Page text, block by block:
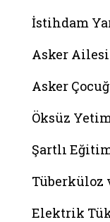
İstihdam
Asker Ailesi
Asker
Öksüz
Şartlı
Tüberküloz
Elektrik